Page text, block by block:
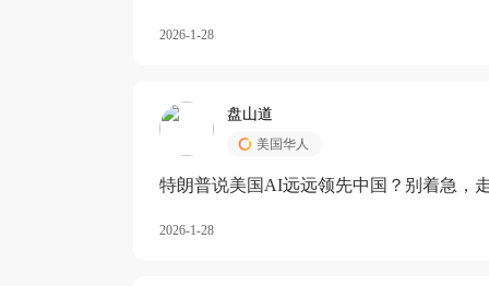
2026-1-28
盘山道
美国华人
特朗普说美国AI远远领先中国？别着急，
2026-1-28